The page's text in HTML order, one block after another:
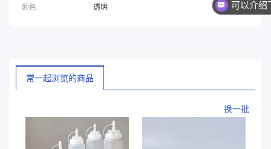
颜色 透明
常一起浏览的商品
换一批